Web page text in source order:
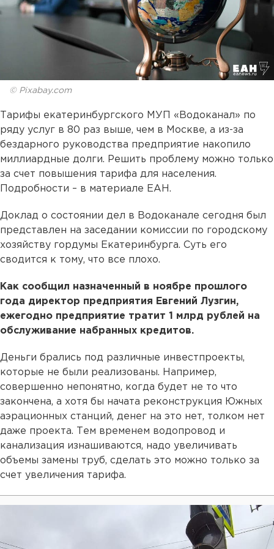
© Pixabay.com
Тарифы екатеринбургского МУП «Водоканал» по
ряду услуг в 80 раз выше, чем в Москве, а из-за
бездарного руководства предприятие накопило
миллиардные долги. Решить проблему можно только
за счет повышения тарифа для населения.
Подробности – в материале ЕАН.
Доклад о состоянии дел в Водоканале сегодня был
представлен на заседании комиссии по городскому
хозяйству гордумы Екатеринбурга. Суть его
сводится к тому, что все плохо.
Как сообщил назначенный в ноябре прошлого
года директор предприятия Евгений Лузгин,
ежегодно предприятие тратит 1 млрд рублей на
обслуживание набранных кредитов.
Деньги брались под различные инвестпроекты,
которые не были реализованы. Например,
совершенно непонятно, когда будет не то что
закончена, а хотя бы начата реконструкция Южных
аэрационных станций, денег на это нет, толком нет
даже проекта. Тем временем водопровод и
канализация изнашиваются, надо увеличивать
объемы замены труб, сделать это можно только за
счет увеличения тарифа.